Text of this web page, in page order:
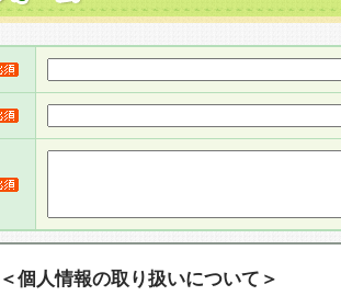
＜個人情報の取り扱いについて＞